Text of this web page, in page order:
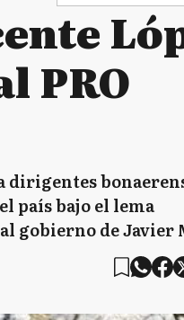
PRO
dirigentes
país bajo el lema
gobierno de Javier